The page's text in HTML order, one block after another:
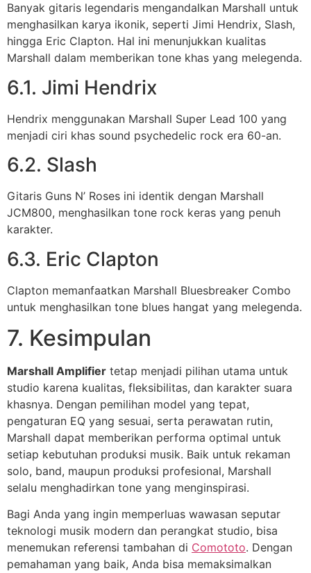
Banyak gitaris legendaris mengandalkan Marshall untuk
menghasilkan karya ikonik, seperti Jimi Hendrix, Slash,
hingga Eric Clapton. Hal ini menunjukkan kualitas
Marshall dalam memberikan tone khas yang melegenda.
6.1. Jimi Hendrix
Hendrix menggunakan Marshall Super Lead 100 yang
menjadi ciri khas sound psychedelic rock era 60-an.
6.2. Slash
Gitaris Guns N’ Roses ini identik dengan Marshall
JCM800, menghasilkan tone rock keras yang penuh
karakter.
6.3. Eric Clapton
Clapton memanfaatkan Marshall Bluesbreaker Combo
untuk menghasilkan tone blues hangat yang melegenda.
7. Kesimpulan
Marshall Amplifier tetap menjadi pilihan utama untuk
studio karena kualitas, fleksibilitas, dan karakter suara
khasnya. Dengan pemilihan model yang tepat,
pengaturan EQ yang sesuai, serta perawatan rutin,
Marshall dapat memberikan performa optimal untuk
setiap kebutuhan produksi musik. Baik untuk rekaman
solo, band, maupun produksi profesional, Marshall
selalu menghadirkan tone yang menginspirasi.
Bagi Anda yang ingin memperluas wawasan seputar
teknologi musik modern dan perangkat studio, bisa
menemukan referensi tambahan di Comototo. Dengan
pemahaman yang baik, Anda bisa memaksimalkan